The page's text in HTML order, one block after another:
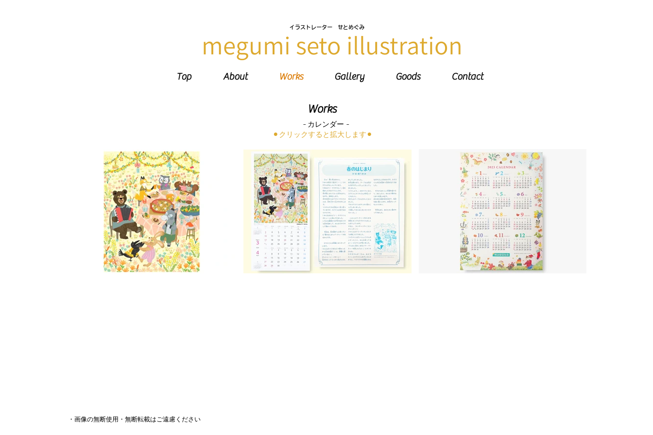
​megumi seto illustration
イラストレーター せとめぐみ
Top About Works Gallery Goods Contact
Works
- カレンダー -
​⚫︎クリックすると拡大します⚫︎
・画像の無断使用・無断転載はご遠慮ください